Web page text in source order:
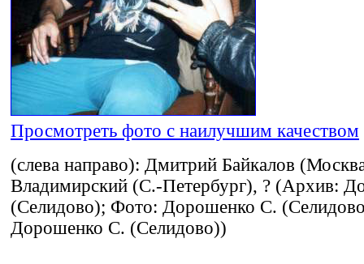
Просмотреть фото с наилучшим качеством
(слева направо): Дмитрий Байкалов
Владимирский (С.-Петербург), ? (Архив:
(Селидово); Фото: Дорошенко С.
Дорошенко С. (Селидово))